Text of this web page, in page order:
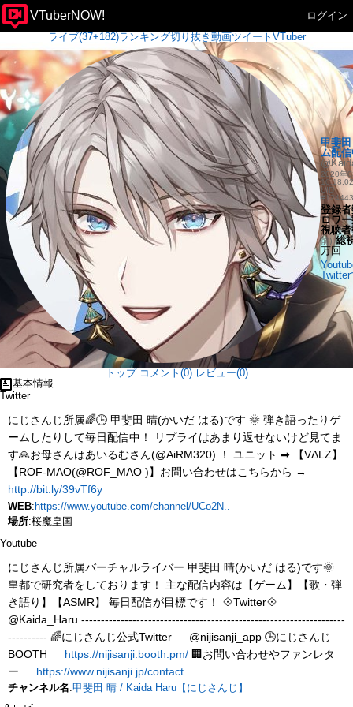
VTuberNOW!
ログイン
ライブ(37+182)ランキング切り抜き 動画ツイート VTuber
甲斐
ム配
2020年
UID
登録
ロワ
視聴
前) 総
万回
トップ コメント(0) レビュー(0)
基本情報
Twitter
にじさんじ所属🌈🕒 甲斐田 晴(かいだ はる)です 🌞 弾き語ったりゲ
ームしたりして毎日配信中！ リプライはあまり返せないけど見てま
す🙏お母さんはあいるむさん(@AiRM320) ！ ユニット ➡ 【VΔLZ】
【ROF-MAO(@ROF_MAO )】お問い合わせはこちらから →
http://bit.ly/39vTf6y
WEB: https://www.youtube.com/channel/UCo2N..
場所:桜魔皇国
Youtube
にじさんじ所属バーチャルライバー 甲斐田 晴(かいだ はる)です🌞
皇都で研究者をしております！ 主な配信内容は【ゲーム】【歌・弾
き語り】【ASMR】 毎日配信が目標です！ 💠Twitter💠
@Kaida_Haru -------------------------------------------------------------------
---------- 🌈にじさんじ公式Twitter @nijisanji_app 🕒にじさんじ
BOOTH https://nijisanji.booth.pm/ 🏢お問い合わせやファンレタ
ー https://www.nijisanji.jp/contact
チャンネル名:甲斐田 晴 / Kaida Haru【にじさんじ】